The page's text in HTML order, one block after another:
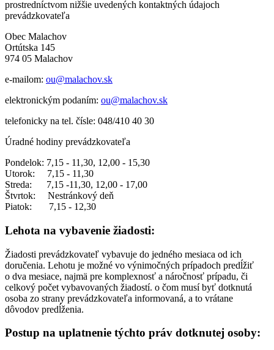
prostredníctvom nižšie uvedených kontaktných údajoch
prevádzkovateľa
Obec Malachov
Ortútska 145
974 05 Malachov
e-mailom: ou@malachov.sk
elektronickým podaním: ou@malachov.sk
telefonicky na tel. čísle: 048/410 40 30
Úradné hodiny prevádzkovateľa
Pondelok: 7,15 - 11,30, 12,00 - 15,30
Utorok: 7,15 - 11,30
Streda: 7,15 -11,30, 12,00 - 17,00
Štvrtok: Nestránkový deň
Piatok: 7,15 - 12,30
Lehota na vybavenie žiadosti:
Žiadosti prevádzkovateľ vybavuje do jedného mesiaca od ich
doručenia. Lehotu je možné vo výnimočných prípadoch predĺžiť
o dva mesiace, najmä pre komplexnosť a náročnosť prípadu, či
celkový počet vybavovaných žiadostí. o čom musí byť dotknutá
osoba zo strany prevádzkovateľa informovaná, a to vrátane
dôvodov predĺženia.
Postup na uplatnenie týchto práv dotknutej osoby: